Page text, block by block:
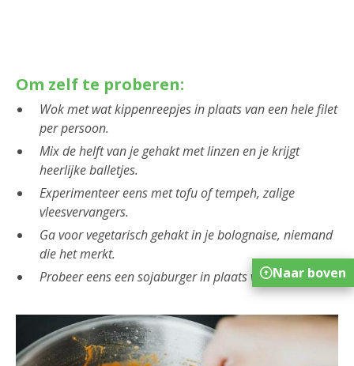
Om zelf te proberen:
Wok met wat kippenreepjes in plaats van een hele filet
per persoon.
Mix de helft van je gehakt met linzen en je krijgt
heerlijke balletjes.
Experimenteer eens met tofu of tempeh, zalige
vleesvervangers.
Ga voor vegetarisch gehakt in je bolognaise, niemand
die het merkt.
Probeer eens een sojaburger in plaats van een kotelet.
Naar boven